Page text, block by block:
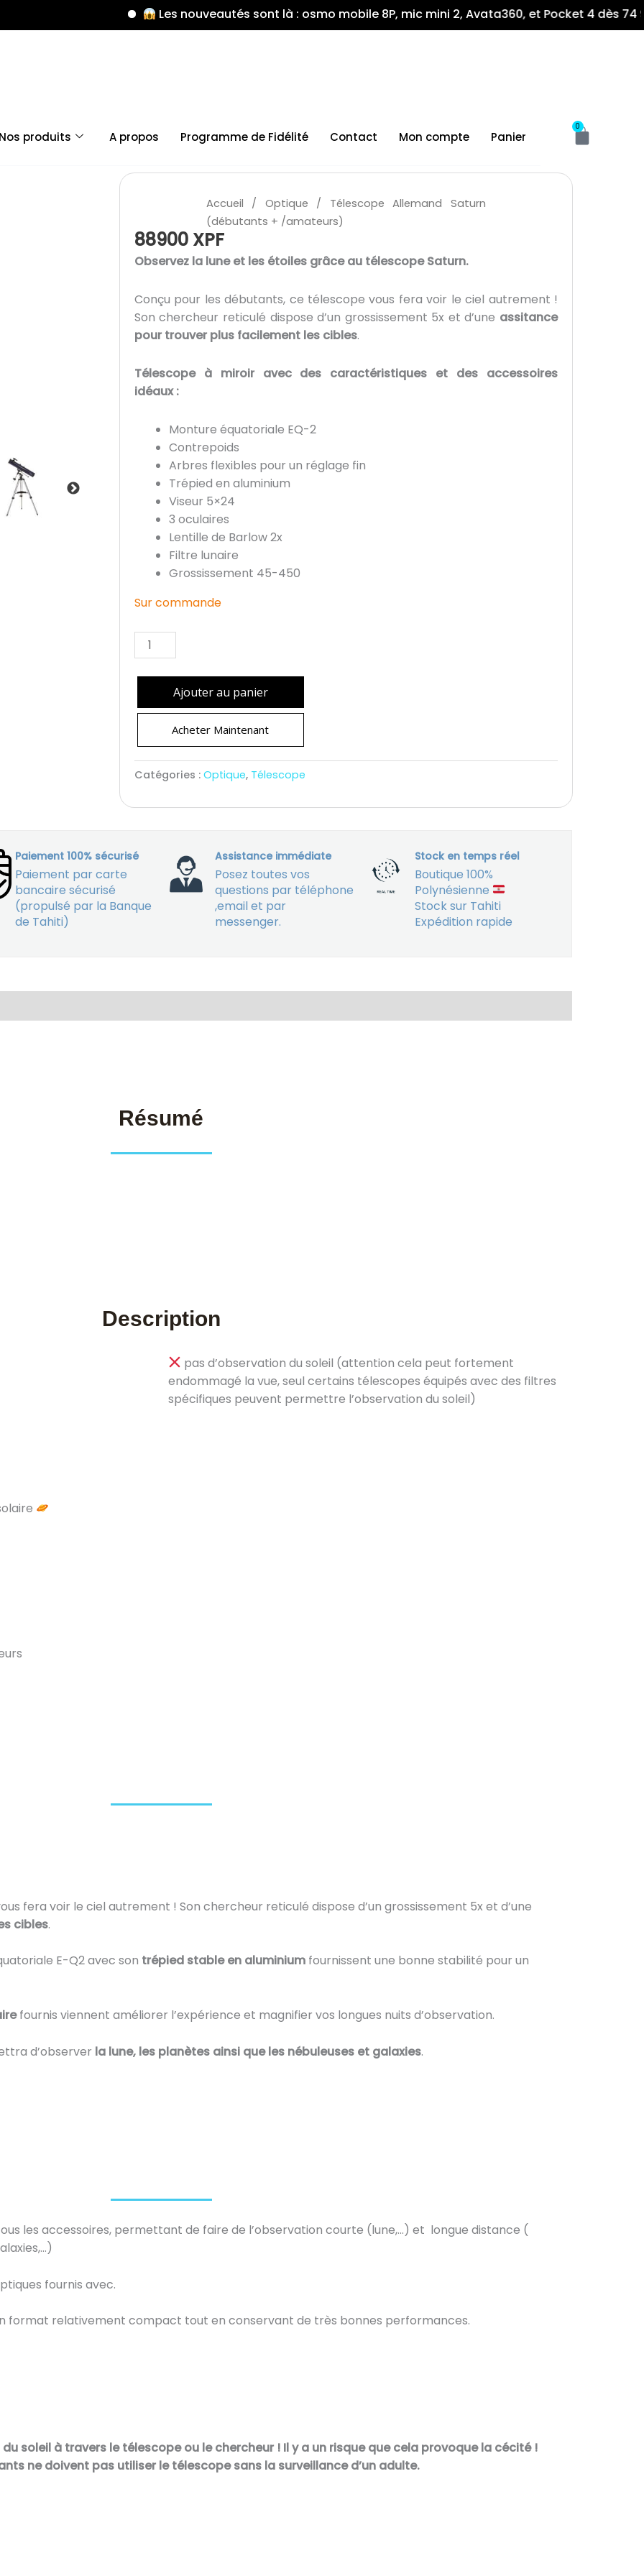
Les nouveautés sont là : osmo mobile 8P, mic mini 2, Avata360, et Pocket 4 dès 74 900fr !!
Nos produits A propos Programme de Fidélité Contact Mon compte Panier
0
Panier
Accueil / Optique / Télescope Allemand Saturn
(débutants + /amateurs)
88900 XPF
Observez la lune et les étoiles grâce au télescope Saturn.
Conçu pour les débutants, ce télescope vous fera voir le ciel autrement !
Son chercheur reticulé dispose d’un grossissement 5x et d’une assitance
pour trouver plus facilement les cibles.
Télescope à miroir avec des caractéristiques et des accessoires
idéaux :
Monture équatoriale EQ-2
Contrepoids
Arbres flexibles pour un réglage fin
Trépied en aluminium
Viseur 5×24
3 oculaires
Lentille de Barlow 2x
Filtre lunaire
Grossissement 45-450
Sur commande
Allemand
Saturn
/amateurs)
Acheter Maintenant
Ajouter au panier
Catégories : Optique, Télescope
Paiement 100% sécurisé
Paiement par carte
bancaire sécurisé
(propulsé par la Banque
de Tahiti)
Assistance immédiate
Posez toutes vos
questions par téléphone
,email et par
messenger.
Stock en temps réel
Boutique 100%
Polynésienne
Stock sur Tahiti
Expédition rapide
Résumé
Description
pas d’observation du soleil (attention cela peut fortement
endommagé la vue, seul certains télescopes équipés avec des filtres
spécifiques peuvent permettre l’observation du soleil)
fera voir le ciel autrement ! Son chercheur reticulé dispose d’un grossissement 5x et d’une
cibles.
E-Q2 avec son trépied stable en aluminium fournissent une bonne stabilité pour un
fournis viennent améliorer l’expérience et magnifier vos longues nuits d’observation.
d’observer la lune, les planètes ainsi que les nébuleuses et galaxies.
les accessoires, permettant de faire de l’observation courte (lune,…) et longue distance (
fournis avec.
format relativement compact tout en conservant de très bonnes performances.
soleil à travers le télescope ou le chercheur ! Il y a un risque que cela provoque la cécité !
ne doivent pas utiliser le télescope sans la surveillance d’un adulte.